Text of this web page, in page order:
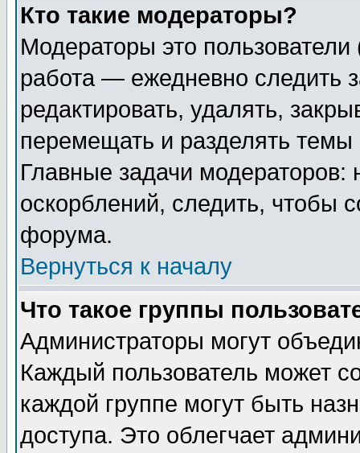
Кто такие модераторы?
Модераторы это
работа — ежедневно следить
редактировать, удалять,
перемещать и разделять
Главные задачи
оскорблений, следить, чтобы
форума.
Вернуться к началу
Что такое группы
Администраторы могут
Каждый пользователь может
каждой группе могут быть
доступа. Это облегчает